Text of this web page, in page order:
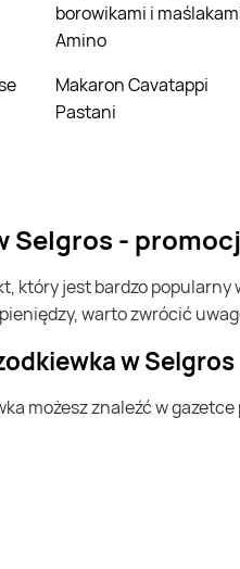
borowikami i
Amino
Makaron Cavatappi
Pastani
Selgros -
warto zwrócić
w Selgros